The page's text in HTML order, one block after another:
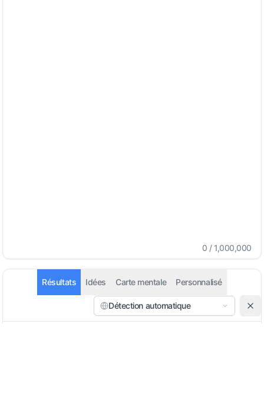
0 / 1,000,000
Résultats Idées Carte mentale Personnalisé
Détection automatique